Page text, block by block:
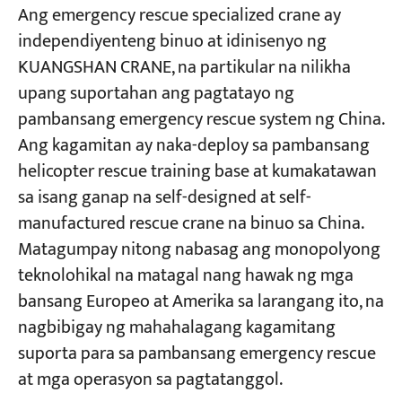
Mga Proyekto
Mga Blog
Ang emergency rescue specialized crane ay
independiyenteng binuo at idinisenyo ng
KUANGSHAN CRANE, na partikular na nilikha
upang suportahan ang pagtatayo ng
pambansang emergency rescue system ng China.
Ang kagamitan ay naka-deploy sa pambansang
helicopter rescue training base at kumakatawan
sa isang ganap na self-designed at self-
manufactured rescue crane na binuo sa China.
Matagumpay nitong nabasag ang monopolyong
teknolohikal na matagal nang hawak ng mga
bansang Europeo at Amerika sa larangang ito, na
nagbibigay ng mahahalagang kagamitang
suporta para sa pambansang emergency rescue
at mga operasyon sa pagtatanggol.